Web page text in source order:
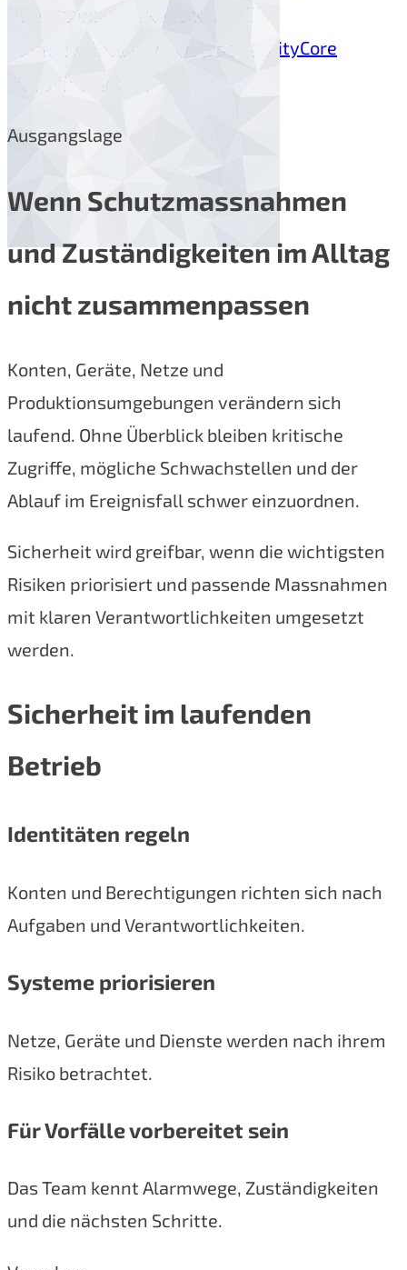
Governance Active Directory OT
Sicherheit Security Awareness UnityCore
Firewalls
Kontakt
Ausgangslage
Wenn Schutzmassnahmen
und Zuständigkeiten im Alltag
nicht zusammenpassen
Konten, Geräte, Netze und
Produktionsumgebungen verändern sich
laufend. Ohne Überblick bleiben kritische
Zugriffe, mögliche Schwachstellen und der
Ablauf im Ereignisfall schwer einzuordnen.
Sicherheit wird greifbar, wenn die wichtigsten
Risiken priorisiert und passende Massnahmen
mit klaren Verantwortlichkeiten umgesetzt
werden.
Sicherheit im laufenden
Betrieb
Identitäten regeln
Konten und Berechtigungen richten sich nach
Aufgaben und Verantwortlichkeiten.
Systeme priorisieren
Netze, Geräte und Dienste werden nach ihrem
Risiko betrachtet.
Für Vorfälle vorbereitet sein
Das Team kennt Alarmwege, Zuständigkeiten
und die nächsten Schritte.